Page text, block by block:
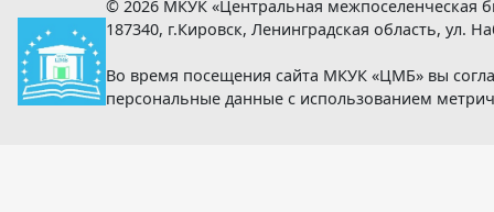
© 2026 МКУК «Центральная межпоселенческая
187340, г.Кировск, Ленинградская область, ул.
Во время посещения сайта МКУК «ЦМБ» вы
персональные данные с использованием